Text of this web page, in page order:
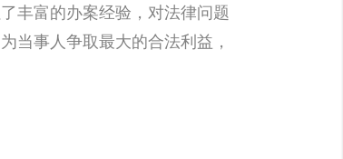
丰富的办案经验，对法律问题
当事人争取最大的合法利益，